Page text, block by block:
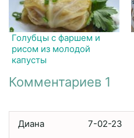
Голубцы с фаршем и
рисом из молодой
капусты
Комментариев 1
Диана 7-02-23